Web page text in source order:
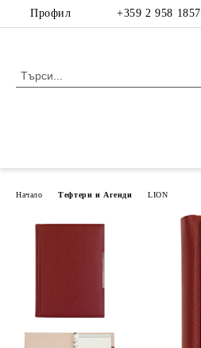
Профил +359 2 958 1857
Начало Тефтери и Агенди LION